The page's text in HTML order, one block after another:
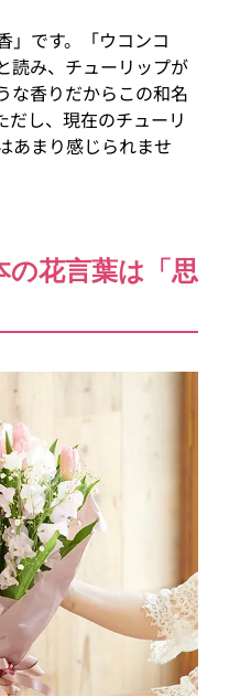
」です。「ウコンコ
読み、チューリップが
な香りだからこの和名
だし、現在のチューリ
あまり感じられませ
の花言葉は「思